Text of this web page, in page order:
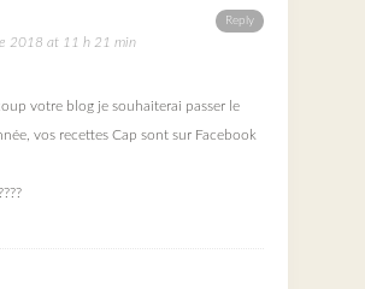
Reply
2018 at 11 h 21 min
votre blog je souhaiterai passer le
vos recettes Cap sont sur Facebook